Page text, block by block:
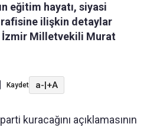
eğitim hayatı, siyasi
ilişkin detaylar
İzmir Milletvekili Murat
Kaydet a-|+A
kuracağını açıklamasının